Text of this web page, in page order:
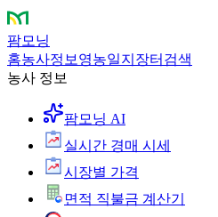
팜모닝
홈농사정보 영농일지 장터 검색
농사 정보
팜모닝 AI
실시간 경매 시세
시장별 가격
면적 직불금 계산기